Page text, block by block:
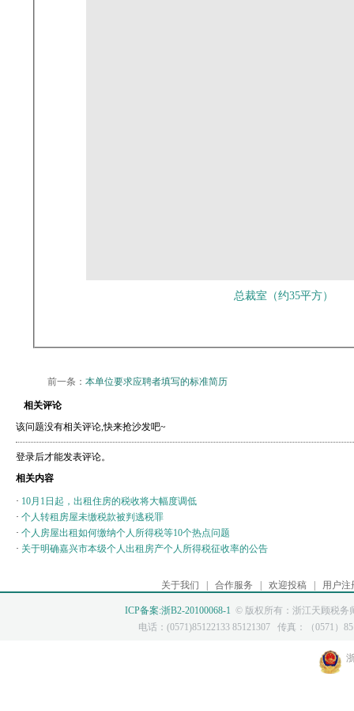
总裁室（约35平方）
前一条： 本单位要求应聘者填写的标准简历
相关评论
该问题没有相关评论,快来抢沙发吧~
登录后才能发表评论。
相关内容
· 10月1日起，出租住房的税收将大幅度调低
· 个人转租房屋未缴税款被判逃税罪
· 个人房屋出租如何缴纳个人所得税等10个热点问题
· 关于明确嘉兴市本级个人出租房产个人所得税征收率的公告
关于我们 | 合作服务 | 欢迎投稿 | 用户注
ICP备案:浙B2-20100068-1 © 版权所有：浙江天顾税务
电话：(0571)85122133 85121307 传真：（0571）